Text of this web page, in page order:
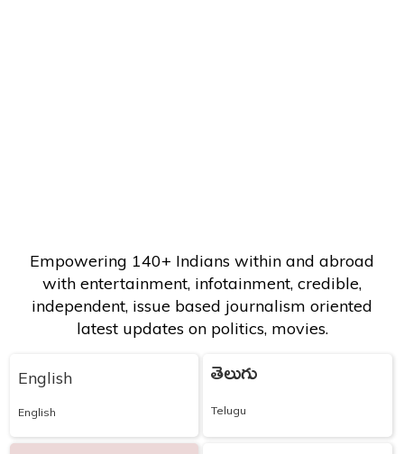
Empowering 140+ Indians within and abroad
with entertainment, infotainment, credible,
independent, issue based journalism oriented
latest updates on politics, movies.
English
English
తెలుగు
Telugu